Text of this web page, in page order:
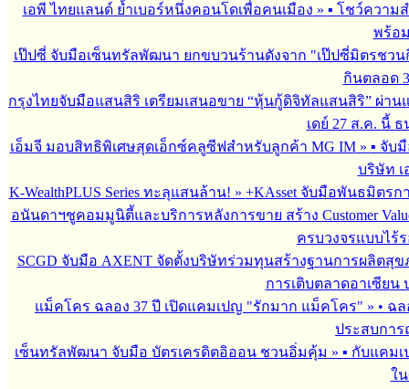
เอพี ไทยแลนด์ ย้ำเบอร์หนึ่งคอนโดเพื่อคนเมือง » ▪︎ โชว์ความ
พร้อ
เป๊ปซี่ จับมือเซ็นทรัลพัฒนา ยกขบวนร้านดังจาก "เป๊ปซี่มิตรชว
กินตลอด
กรุงไทยจับมือแสนสิริ เตรียมเสนอขาย “หุ้นกู้ดิจิทัลแสนสิริ” ผ่าน
เดย์ 27 ส.ค. นี้
เอ็มจี มอบสิทธิพิเศษสุดเอ็กซ์คลูซีฟสำหรับลูกค้า MG IM» ▪︎ จับ
บริษัท เ
K-WealthPLUS Series ทะลุแสนล้าน! » +KAsset จับมือพันธมิตรการ
อนันดาฯชูคอมมูนิตี้และบริการหลังการขาย สร้าง Customer
ครบวงจรแบบไร้
SCGD จับมือ AXENT จัดตั้งบริษัทร่วมทุนสร้างฐานการผลิต
การเติบตลาดอาเซียน
แม็คโคร ฉลอง 37 ปี เปิดแคมเปญ "รักมาก แม็คโคร" » • ฉ
ประสบกา
เซ็นทรัลพัฒนา จับมือ บัตรเครดิตอิออน ชวนอิ่มคุ้ม » ▪︎ กับแคม
ใ